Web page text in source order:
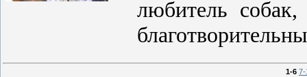
любитель
1-6 7-